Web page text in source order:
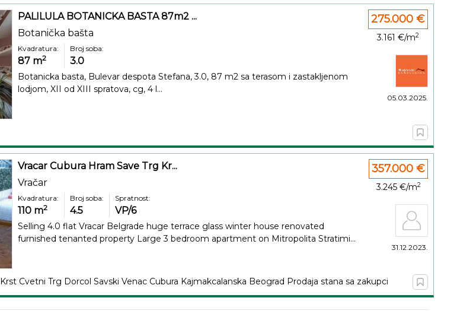
PALILULA BOTANICKA BASTA 87m2 ...
Botanička bašta
Kvadratura:
87 m2
Broj soba:
3.0
Botanicka basta, Bulevar despota Stefana, 3.0, 87 m2 sa terasom i zastakljenom
lodjom, XII od XIII spratova, cg, 4 l...
275.000 €
3.161 €/m2
05.03.2025.
Vracar Cubura Hram Save Trg Kr...
Vračar
Kvadratura:
110 m2
Broj soba:
4.5
Spratnost:
VP/6
Selling 4.0 flat Vracar Belgrade huge terrace glass winter house renovated
furnished tenanted property Large 3 bedroom apartment on Mitropolita Stratimi...
357.000 €
3.245 €/m2
31.12.2023.
Cvetni Trg Dorcol Savski Venac Cubura Kajmakcalanska Beograd Prodaja stana sa zakupci